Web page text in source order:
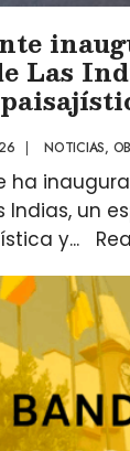
Las
NOTICIAS,
ha
Indias, un
y...